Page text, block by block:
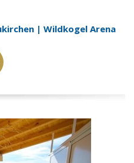
| Wildkogel Arena